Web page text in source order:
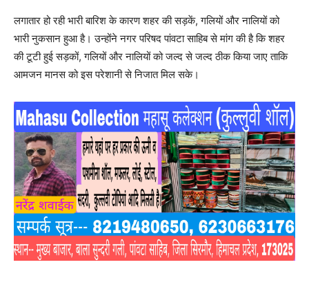
लगातार हो रही भारी बारिश के कारण शहर की सड़कें, गलियों और नालियों को
भारी नुकसान हुआ है। उन्होंने नगर परिषद पांवटा साहिब से मांग की है कि शहर
की टूटी हुई सड़कों, गलियों और नालियों को जल्द से जल्द ठीक किया जाए ताकि
आमजन मानस को इस परेशानी से निजात मिल सके।